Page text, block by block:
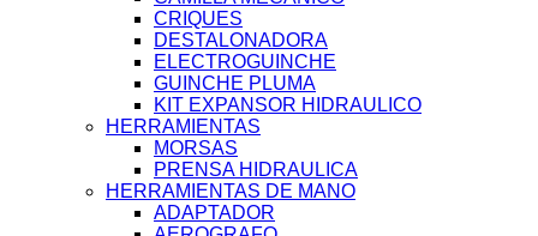
CRIQUES
DESTALONADORA
ELECTROGUINCHE
GUINCHE PLUMA
KIT EXPANSOR HIDRAULICO
HERRAMIENTAS
MORSAS
PRENSA HIDRAULICA
HERRAMIENTAS DE MANO
ADAPTADOR